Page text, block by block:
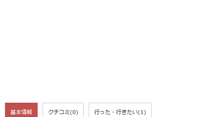
基本情報 クチコミ(0) 行った・行きたい(1)